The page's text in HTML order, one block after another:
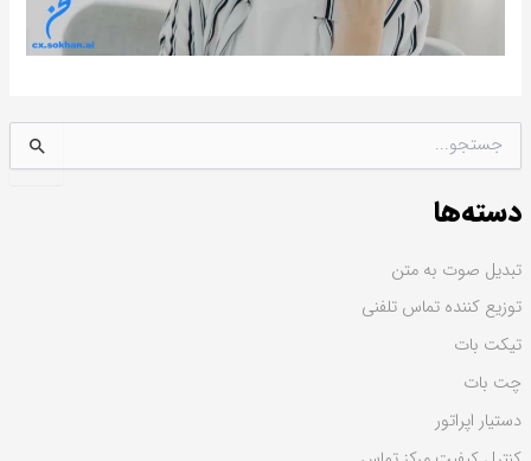
س
ج
ب
ا
ی
:
دسته‌ها
تبدیل صوت به متن
توزیع کننده تماس تلفنی
تیکت بات
چت بات
دستیار اپراتور